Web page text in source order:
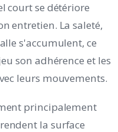
court se détériore
entretien. La saleté,
s'accumulent, ce
son adhérence et les
leurs mouvements.
principalement
la surface